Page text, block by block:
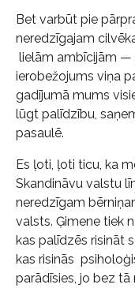
Bet varbūt pie
neredzīgajam
lielām ambīcijām —
ierobežojums viņa
gadījumā mums
lūgt palīdzību,
pasaulē.
Es ļoti, ļoti ticu, ka
Skandināvu valstu
neredzīgam
valsts. Ģimene tiek
kas palīdzēs risināt
kas risinās
parādīsies, jo bez